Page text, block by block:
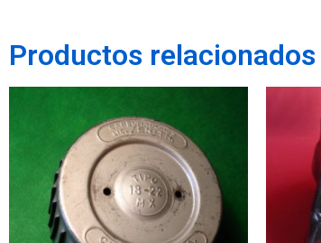
Productos relacionados